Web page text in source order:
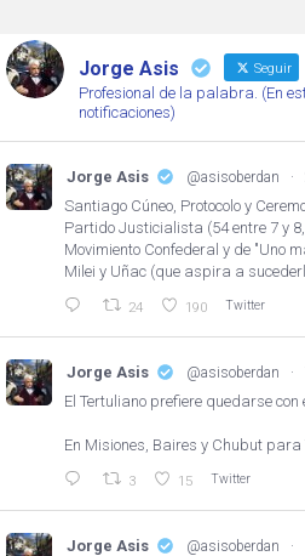
Jorge Asis Seguir
Profesional de la palabra. (En
notificaciones)
Jorge Asis @asisoberdan ·
Santiago Cúneo, Protocolo y
Partido Justicialista (54 entre 7 y
Movimiento Confederal y de "Uno
Milei y Uñac (que aspira a
24 190 Twitter
Jorge Asis @asisoberdan ·
El Tertuliano prefiere quedarse con
En Misiones, Baires y Chubut para
3 15 Twitter
Jorge Asis @asisoberdan ·